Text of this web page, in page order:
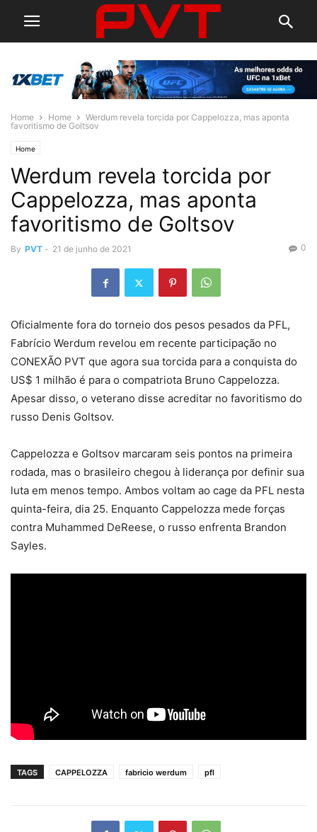
Home Home
Werdum revela torcida por Cappelozza, mas aponta
favoritismo de Goltsov
Home
Werdum revela torcida por
Cappelozza, mas aponta
favoritismo de Goltsov
By PVT - 21 de junho de 2021 0
Oficialmente fora do torneio dos pesos pesados da PFL,
Fabrício Werdum revelou em recente participação no
CONEXÃO PVT que agora sua torcida para a conquista do
US$ 1 milhão é para o compatriota Bruno Cappelozza.
Apesar disso, o veterano disse acreditar no favoritismo do
russo Denis Goltsov.
Cappelozza e Goltsov marcaram seis pontos na primeira
rodada, mas o brasileiro chegou à liderança por definir sua
luta em menos tempo. Ambos voltam ao cage da PFL nesta
quinta-feira, dia 25. Enquanto Cappelozza mede forças
contra Muhammed DeReese, o russo enfrenta Brandon
Sayles.
TAGS CAPPELOZZA fabricio werdum pfl